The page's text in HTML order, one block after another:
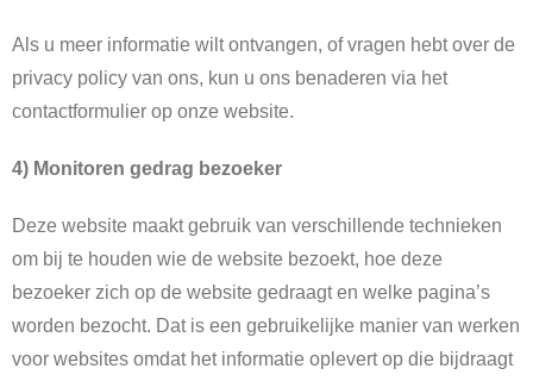
Als u meer informatie wilt ontvangen, of vragen hebt over de
privacy policy van ons, kun u ons benaderen via het
contactformulier op onze website.
4) Monitoren gedrag bezoeker
Deze website maakt gebruik van verschillende technieken
om bij te houden wie de website bezoekt, hoe deze
bezoeker zich op de website gedraagt en welke pagina’s
worden bezocht. Dat is een gebruikelijke manier van werken
voor websites omdat het informatie oplevert op die bijdraagt